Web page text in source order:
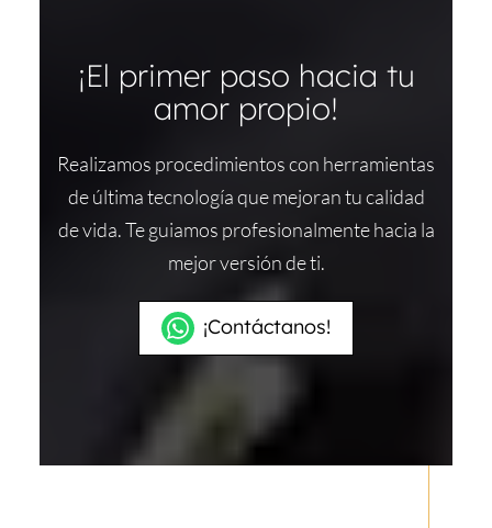
¡El primer paso hacia tu
amor propio!
Realizamos procedimientos con herramientas
de última tecnología que mejoran tu calidad
de vida. Te guiamos profesionalmente hacia la
mejor versión de ti.
¡Contáctanos!